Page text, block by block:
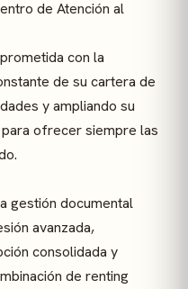
de Atención al
con la
de su cartera de
y ampliando su
ofrecer siempre las
gestión documental
avanzada,
consolidada y
de renting